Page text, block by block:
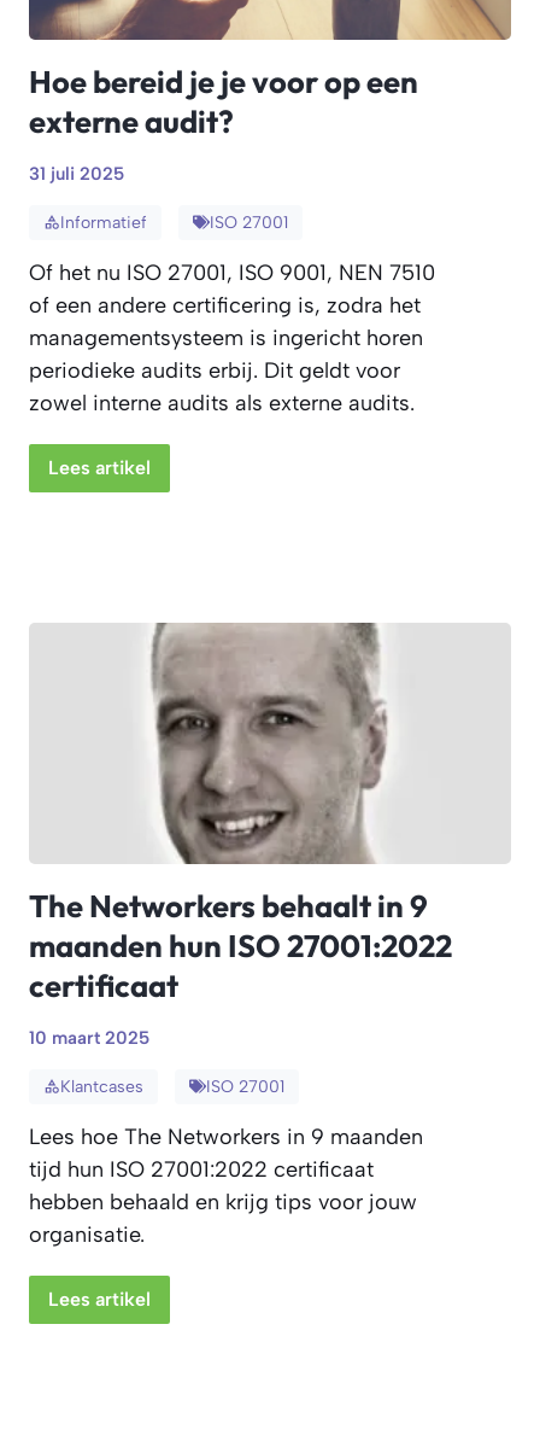
Hoe bereid je je voor op een
externe audit?
31 juli 2025
Informatief ISO 27001
Of het nu ISO 27001, ISO 9001, NEN 7510
of een andere certificering is, zodra het
managementsysteem is ingericht horen
periodieke audits erbij. Dit geldt voor
zowel interne audits als externe audits.
Lees artikel
The Networkers behaalt in 9
maanden hun ISO 27001:2022
certificaat
10 maart 2025
Klantcases ISO 27001
Lees hoe The Networkers in 9 maanden
tijd hun ISO 27001:2022 certificaat
hebben behaald en krijg tips voor jouw
organisatie.
Lees artikel